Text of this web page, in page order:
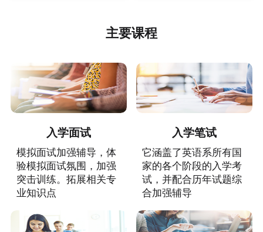
主要课程
入学面试
模拟面试加强辅导，体
验模拟面试氛围，加强
突击训练。拓展相关专
业知识点
入学笔试
它涵盖了英语系所有国
家的各个阶段的入学考
试，并配合历年试题综
合加强辅导